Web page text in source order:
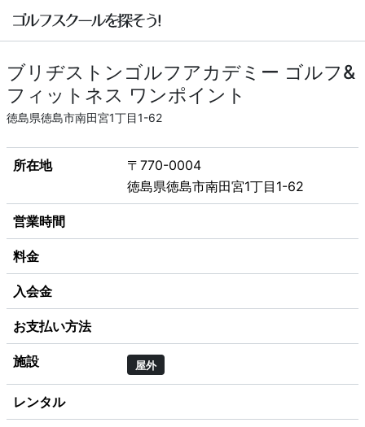
ブリヂストンゴルフアカデミー ゴルフ&
フィットネス ワンポイント
徳島県徳島市南田宮1丁目1-62
所在地
〒770-0004
徳島県徳島市南田宮1丁目1-62
営業時間
料金
入会金
お支払い方法
施設 屋外
レンタル